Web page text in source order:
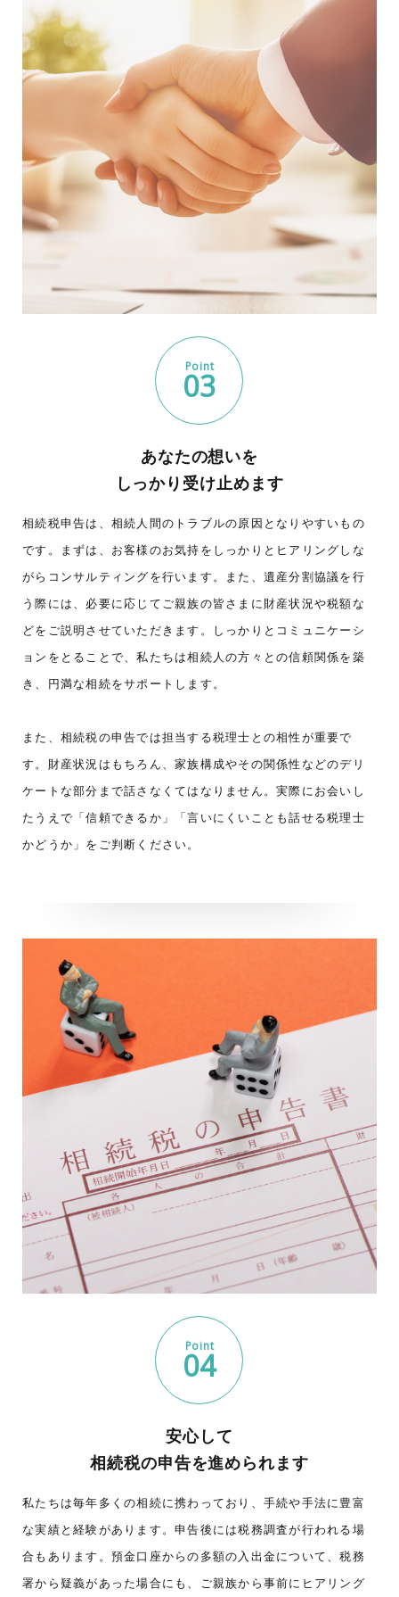
Point
03
あなたの想いを
しっかり受け止めます
相続税申告は、相続人間のトラブルの原因となりやすいもの
です。まずは、お客様のお気持をしっかりとヒアリングしな
がらコンサルティングを行います。また、遺産分割協議を行
う際には、必要に応じてご親族の皆さまに財産状況や税額な
どをご説明させていただきます。しっかりとコミュニケーシ
ョンをとることで、私たちは相続人の方々との信頼関係を築
き、円満な相続をサポートします。
また、相続税の申告では担当する税理士との相性が重要で
す。財産状況はもちろん、家族構成やその関係性などのデリ
ケートな部分まで話さなくてはなりません。実際にお会いし
たうえで「信頼できるか」「言いにくいことも話せる税理士
かどうか」をご判断ください。
Point
04
安心して
相続税の申告を進められます
私たちは毎年多くの相続に携わっており、手続や手法に豊富
な実績と経験があります。申告後には税務調査が行われる場
合もあります。預金口座からの多額の入出金について、税務
署から疑義があった場合にも、ご親族から事前にヒアリング